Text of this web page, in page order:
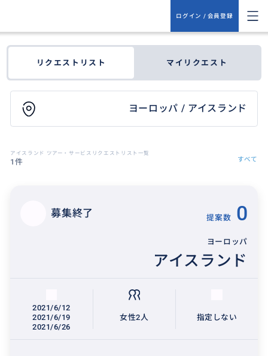
ログイン / 会員登録
リクエストリスト マイリクエスト
ヨーロッパ / アイスランド
アイスランド ツアー・サービスリクエストリスト一覧
1件 すべて
募集終了 提案数 0
ヨーロッパ
アイスランド
2021/6/12
2021/6/19
2021/6/26
女性2人 指定しない